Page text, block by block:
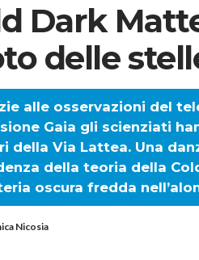
Dark
delle
alle osservazioni del
Gaia gli scienziati
della Via Lattea. Una
della teoria della
oscura fredda
Nicosia